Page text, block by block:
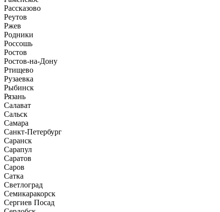
Рассказово
Реутов
Ржев
Родники
Россошь
Ростов
Ростов-на-Дону
Ртищево
Рузаевка
Рыбинск
Рязань
Салават
Сальск
Самара
Санкт-Петербург
Саранск
Сарапул
Саратов
Саров
Сатка
Светлоград
Семикаракорск
Сергиев Посад